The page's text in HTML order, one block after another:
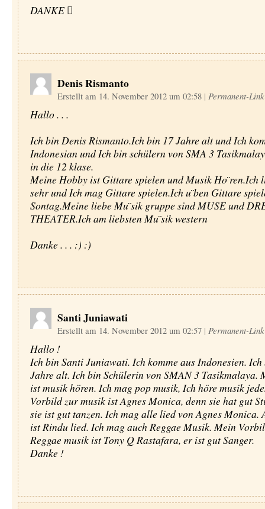
DANKE 
Denis Rismanto
Erstellt am 14. November 2012 um 02:58 | Permanent-Link
Hallo . . .
Ich bin Denis Rismanto.Ich bin 17 Jahre alt und Ich
Indonesian und Ich bin schülern von SMA 3
in die 12 klase.
Meine Hobby ist Gittare spielen und Musik Ho ̈ren.Ich
sehr und Ich mag Gittare spielen.Ich u ̈ben Gittare
Sontag.Meine liebe Mu ̈sik gruppe sind MUSE und
THEATER.Ich am liebsten Mu ̈sik western
Danke . . . :) :)
Santi Juniawati
Erstellt am 14. November 2012 um 02:57 | Permanent-Link
Hallo !
Ich bin Santi Juniawati. Ich komme aus Indonesien.
Jahre alt. Ich bin Schülerin von SMAN 3 Tasikmalaya.
ist musik hören. Ich mag pop musik, Ich höre musik
Vorbild zur musik ist Agnes Monica, denn sie hat gut
sie ist gut tanzen. Ich mag alle lied von Agnes Monica.
ist Rindu lied. Ich mag auch Reggae Musik. Mein
Reggae musik ist Tony Q Rastafara, er ist gut Sanger.
Danke !